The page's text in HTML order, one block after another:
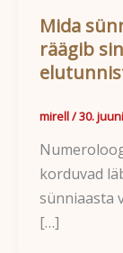
Mida
räägib
mirell/30.
korduvad
sünniaasta
[…]